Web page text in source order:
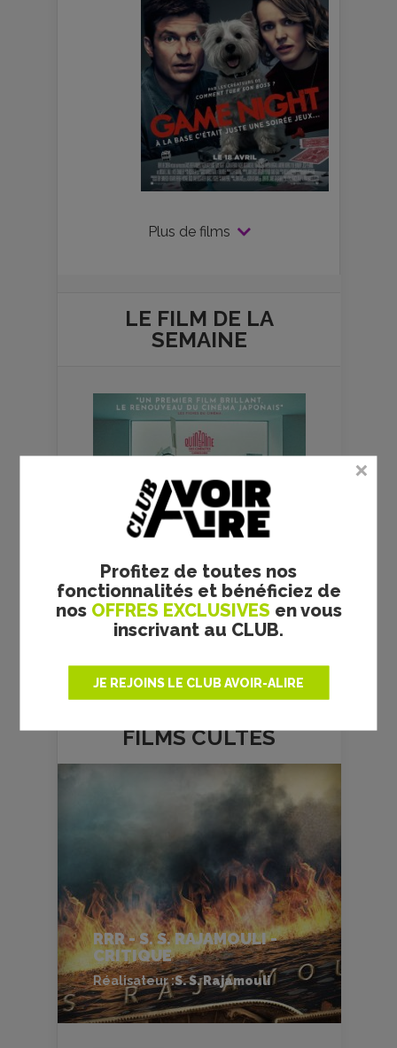
Profitez de toutes nos
fonctionnalités et bénéficiez de
nos OFFRES EXCLUSIVES en vous
inscrivant au CLUB.
JE REJOINS LE CLUB AVOIR-ALIRE
Plus de films
LE FILM DE LA
SEMAINE
FILMSCULTES
RRR - S. S. RAJAMOULI -
CRITIQUE
Réalisateur :S. S. Rajamouli